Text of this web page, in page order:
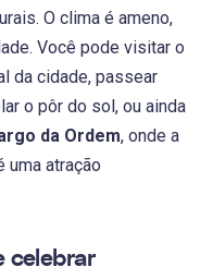
O clima é ameno,
Você pode visitar o
da cidade, passear
o pôr do sol, ou ainda
da Ordem, onde a
uma atração
celebrar